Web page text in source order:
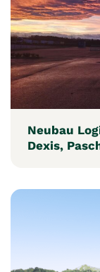
Neubau
Dexis,